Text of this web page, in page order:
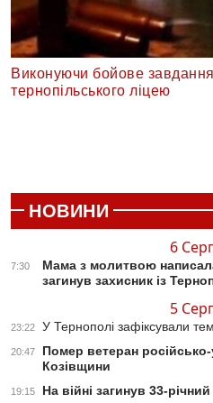
Виконуючи бойове
тернопільського ліцею
НОВИНИ
6
7:30
Мама з молитвою
загинув захисник із
5
23:22 У Тернополі зафіксували
20:47
Помер ветеран російсько-
Козівщини
19:15 На війні загинув 33-